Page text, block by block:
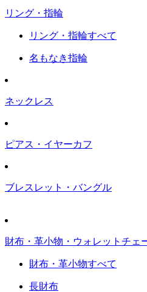
リング・指輪
リング・指輪すべて
名もなき指輪
ネックレス
ピアス・イヤーカフ
ブレスレット・バングル
財布・革小物・ウォレットチェ
財布・革小物すべて
長財布